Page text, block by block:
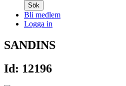
Sök
Bli medlem
Logga in
SANDINS
Id: 12196